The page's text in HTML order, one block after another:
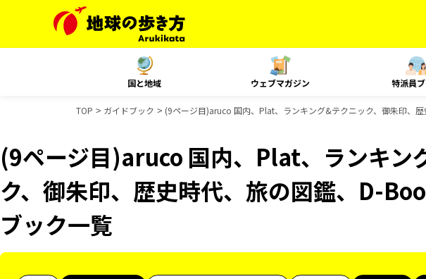
国と地域 ウェブマガジン 特派員
TOP ガイドブック (9ページ目)aruco 国内、Plat、ランキング&テクニック、御朱印、
(9ページ目)aruco 国内、Plat、ランキン
ク、御朱印、歴史時代、旅の図鑑、D-
ブック一覧